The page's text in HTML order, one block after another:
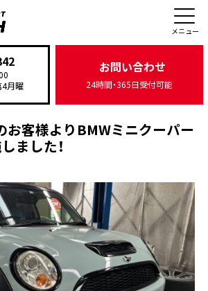
メニュー
4月曜
お問い合わせ
24時間・365日受付可能
岐阜県岐阜市のお客様よりBMWミニクーパーSの車検を実
お客様よりBMWミニクーパー
ました！